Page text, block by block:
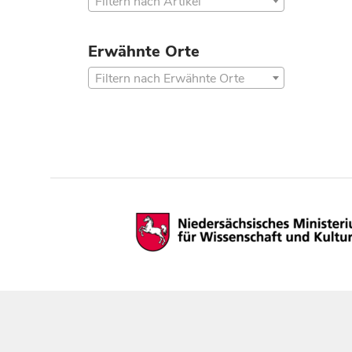
Erwähnte Orte
Filtern nach Erwähnte Orte